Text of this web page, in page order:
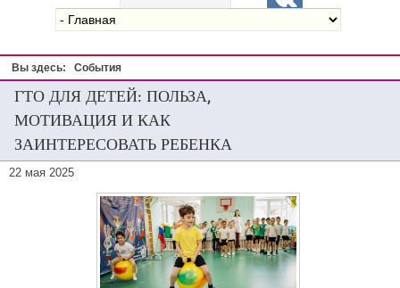
Вы здесь: События
ГТО ДЛЯ ДЕТЕЙ: ПОЛЬЗА,
МОТИВАЦИЯ И КАК
ЗАИНТЕРЕСОВАТЬ РЕБЕНКА
22 мая 2025